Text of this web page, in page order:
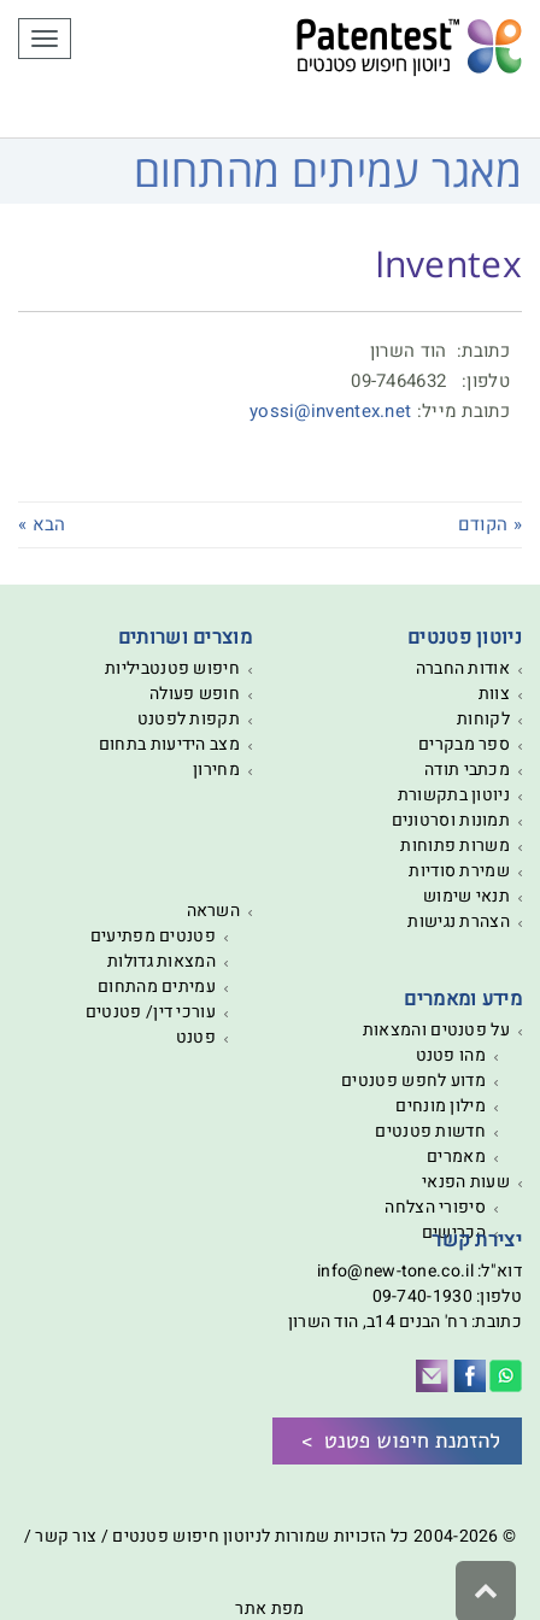
לתוכן
תפריט
מאגר עמיתים מהתחום
Inventex
כתובת: הוד השרון
טלפון: 09-7464632
כתובת מייל: yossi@inventex.net
« הקודם הבא »
ניוטון פטנטים
אודות החברה
צוות
לקוחות
ספר מבקרים
מכתבי תודה
ניוטון בתקשורת
תמונות וסרטונים
משרות פתוחות
שמירת סודיות
תנאי שימוש
הצהרת נגישות
מוצרים ושרותים
חיפוש פטנטביליות
חופש פעולה
תקפות לפטנט
מצב הידיעות בתחום
מחירון
מידע ומאמרים
על פטנטים והמצאות
מהו פטנט
מדוע לחפש פטנטים
מילון מונחים
חדשות פטנטים
מאמרים
שעות הפנאי
סיפורי הצלחה
הכרישים
השראה
פטנטים מפתיעים
המצאות גדולות
עמיתים מהתחום
עורכי דין/ פטנטים
פטנט
יצירת קשר
דוא"ל:info@new-tone.co.il
טלפון: 09-740-1930
כתובת: רח' הבנים 14ב, הוד השרון
© 2004-2026 כל הזכויות שמורות לניוטון חיפוש פטנטים / צור קשר/
מפת אתר לראש